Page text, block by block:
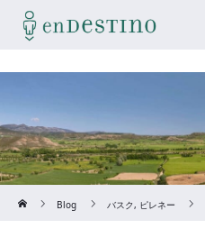
Blog
バスク, ピレネー